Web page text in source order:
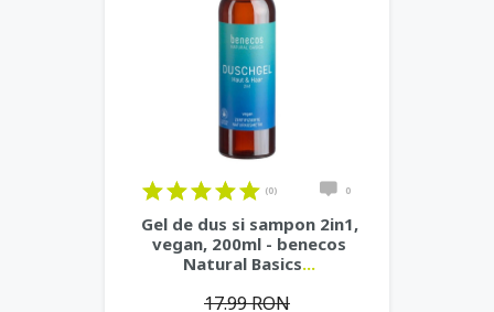
(0) 0
Gel de dus si sampon 2in1,
vegan, 200ml - benecos
Natural Basics...
17.99 RON